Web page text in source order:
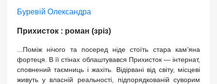
Буревій Олександра
Прихисток : роман (зріз)
...Поміж нічого та посеред ніде стоїть стара кам’яна
фортеця. В її стінах облаштувався Прихисток — інтернат,
сповнений таємниць і жахіть. Відірвані від світу, місцеві
живуть у власній реальності, підпорядкованій суворим